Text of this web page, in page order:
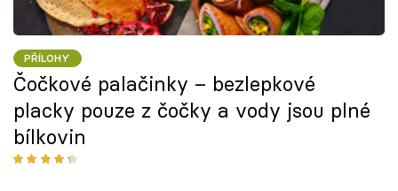
PŘÍLOHY
Čočkové palačinky – bezlepkové
placky pouze z čočky a vody jsou plné
bílkovin